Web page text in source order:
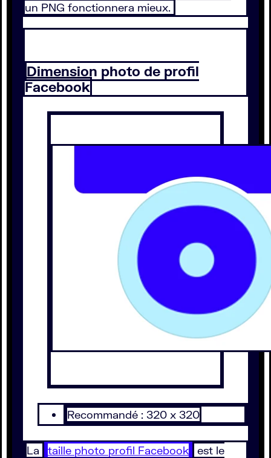
un PNG fonctionnera mieux.
Dimension photo de profil
Facebook
Recommandé : 320 x 320
La taille photo profil Facebook
est le